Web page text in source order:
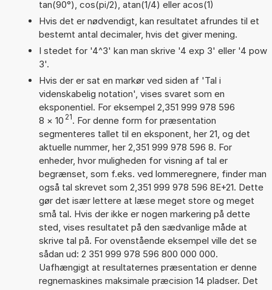
tan(90°), cos(pi/2), atan(1/4) eller acos(1)
Hvis det er nødvendigt, kan resultatet afrundes til et
bestemt antal decimaler, hvis det giver mening.
I stedet for '4^3' kan man skrive '4 exp 3' eller '4 pow
3'.
Hvis der er sat en markør ved siden af 'Tal i
videnskabelig notation', vises svaret som en
eksponentiel. For eksempel 2,351 999 978 596
8 × 10 21. For denne form for præsentation
segmenteres tallet til en eksponent, her 21, og det
aktuelle nummer, her 2,351 999 978 596 8. For
enheder, hvor muligheden for visning af tal er
begrænset, som f.eks. ved lommeregnere, finder man
også tal skrevet som 2,351 999 978 596 8E+21. Dette
gør det især lettere at læse meget store og meget
små tal. Hvis der ikke er nogen markering på dette
sted, vises resultatet på den sædvanlige måde at
skrive tal på. For ovenstående eksempel ville det se
sådan ud: 2 351 999 978 596 800 000 000.
Uafhængigt at resultaternes præsentation er denne
regnemaskines maksimale præcision 14 pladser. Det